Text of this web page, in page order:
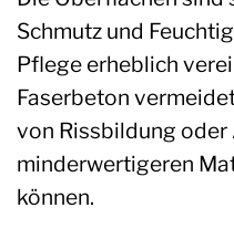
Schmutz und
Pflege erheblich
Faserbeton
von Rissbildung oder
minderwertigeren
können.